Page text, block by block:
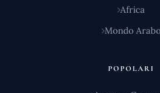
Africa
Mondo
POPOLARI